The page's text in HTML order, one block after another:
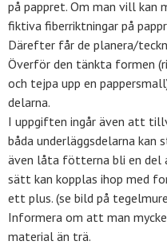
på pappret. Om man vill kan
fiktiva fiberriktningar på
Därefter får de planera/
Överför den tänkta formen
och tejpa upp en
delarna.
I uppgiften ingår även att
båda underläggsdelarna kan
även låta fötterna bli en del
sätt kan kopplas ihop med
ett plus. (se bild på
Informera om att man
material än trä.